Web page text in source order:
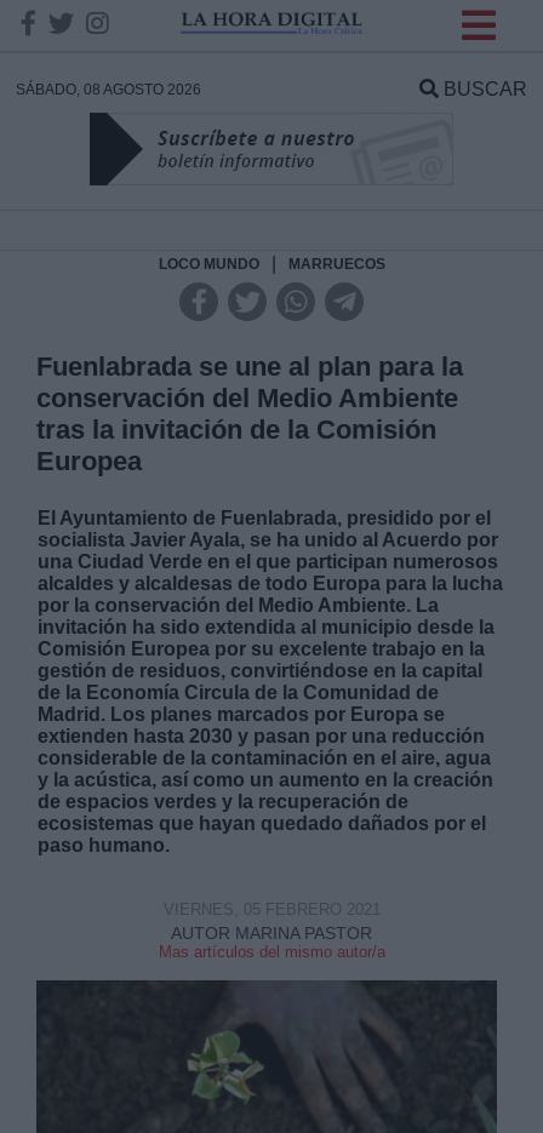
SÁBADO, 08 AGOSTO 2026 BUSCAR
LOCO MUNDO MARRUECOS
Fuenlabrada se une al plan para la
conservación del Medio Ambiente
tras la invitación de la Comisión
Europea
El Ayuntamiento de Fuenlabrada, presidido por el
socialista Javier Ayala, se ha unido al Acuerdo por
una Ciudad Verde en el que participan numerosos
alcaldes y alcaldesas de todo Europa para la lucha
por la conservación del Medio Ambiente. La
invitación ha sido extendida al municipio desde la
Comisión Europea por su excelente trabajo en la
gestión de residuos, convirtiéndose en la capital
de la Economía Circula de la Comunidad de
Madrid. Los planes marcados por Europa se
extienden hasta 2030 y pasan por una reducción
considerable de la contaminación en el aire, agua
y la acústica, así como un aumento en la creación
de espacios verdes y la recuperación de
ecosistemas que hayan quedado dañados por el
paso humano.
AUTOR MARINA PASTOR
Mas artículos del mismo autor/a
VIERNES, 05 FEBRERO 2021
DATOS
Responsable:
Legitimación:
Derechos:
link
Información adicional
link